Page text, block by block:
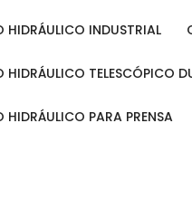
HIDRÁULICO INDUSTRIAL
HIDRÁULICO TELESCÓPICO
HIDRÁULICO PARA PRENSA